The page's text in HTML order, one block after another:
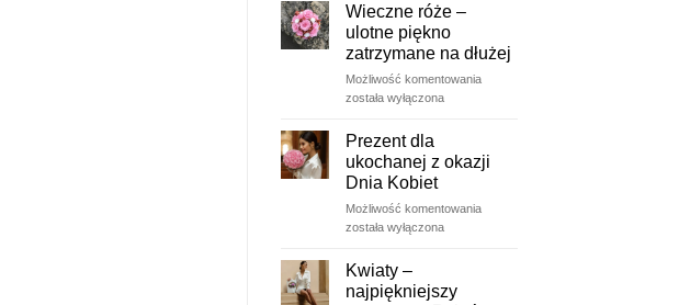
Wieczne róże –
ulotne piękno
zatrzymane na dłużej
Możliwość komentowaniaWieczne
piękno
zatrzymane
dłużej
została wyłączona
Prezent dla
ukochanej z okazji
Dnia Kobiet
Możliwość komentowaniaPrezent
została wyłączona
Kwiaty –
najpiękniejszy